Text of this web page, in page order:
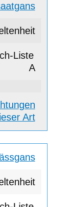
A
Art